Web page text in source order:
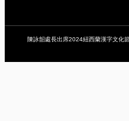
陳詠韶處長出席2024紐西蘭漢字文化